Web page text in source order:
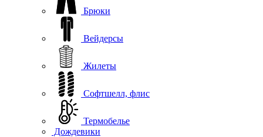
Брюки
Вейдерсы
Жилеты
Софтшелл, флис
Термобелье
Дождевики